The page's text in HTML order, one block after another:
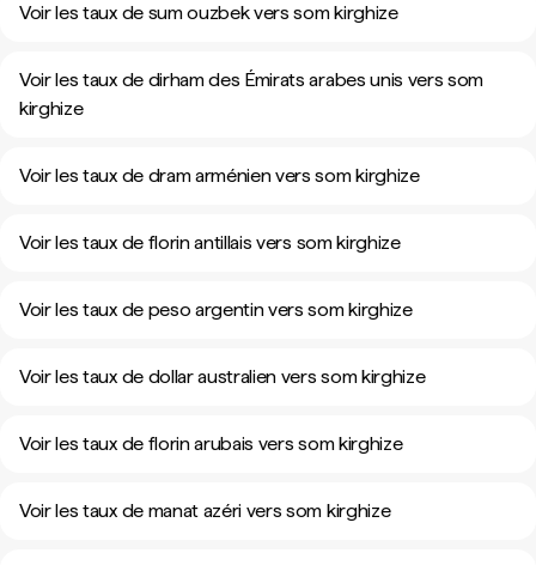
Voir les taux de sum ouzbek vers som kirghize
Voir les taux de dirham des Émirats arabes unis vers som
kirghize
Voir les taux de dram arménien vers som kirghize
Voir les taux de florin antillais vers som kirghize
Voir les taux de peso argentin vers som kirghize
Voir les taux de dollar australien vers som kirghize
Voir les taux de florin arubais vers som kirghize
Voir les taux de manat azéri vers som kirghize